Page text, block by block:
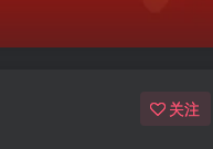
关注